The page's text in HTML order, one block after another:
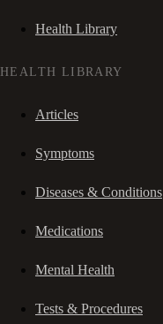
Health Library
HEALTH LIBRARY
Articles
Symptoms
Diseases & Conditions
Medications
Mental Health
Tests & Procedures